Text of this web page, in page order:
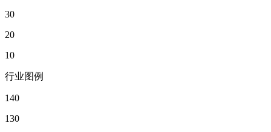
30
20
10
行业图例
140
130